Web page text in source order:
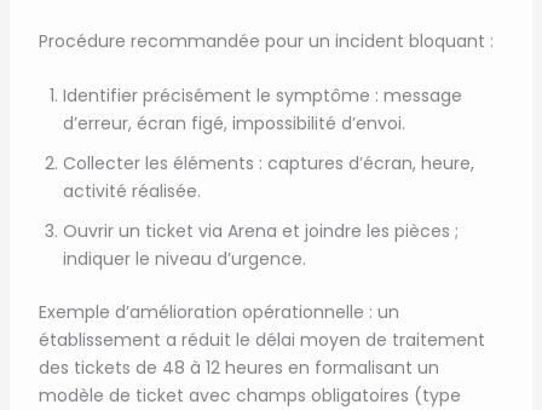
Procédure recommandée pour un incident bloquant :
Identifier précisément le symptôme : message
d’erreur, écran figé, impossibilité d’envoi.
Collecter les éléments : captures d’écran, heure,
activité réalisée.
Ouvrir un ticket via Arena et joindre les pièces ;
indiquer le niveau d’urgence.
Exemple d’amélioration opérationnelle : un
établissement a réduit le délai moyen de traitement
des tickets de 48 à 12 heures en formalisant un
modèle de ticket avec champs obligatoires (type